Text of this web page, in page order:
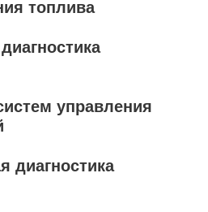
топлива
управления
диагностика